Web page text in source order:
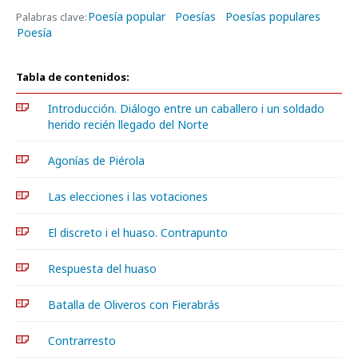
Palabras clave:Poesía popular Poesías
Poesías populares
Poesía
Tabla de contenidos:
Introducción. Diálogo entre un caballero i un soldado
herido recién llegado del Norte
Agonías de Piérola
Las elecciones i las votaciones
El discreto i el huaso. Contrapunto
Respuesta del huaso
Batalla de Oliveros con Fierabrás
Contrarresto